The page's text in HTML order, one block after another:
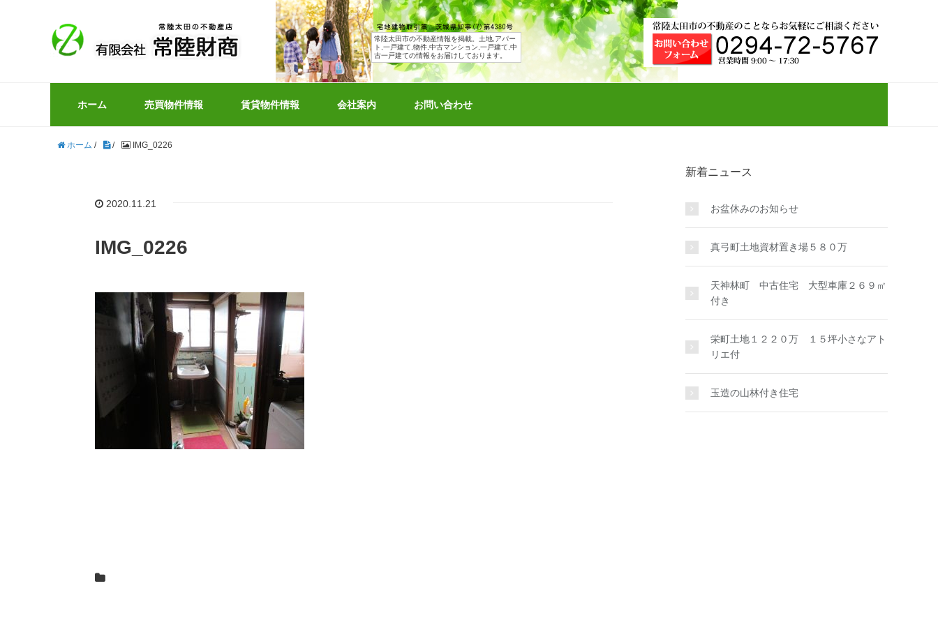
常陸太田市の不動産情報を掲載。土地,アパー
ト,一戸建て,物件,中古マンション,一戸建て,中
古一戸建ての情報をお届けしております。
ホーム 売買物件情報 賃貸物件情報 会社案内 お問い合わせ
ホーム / / IMG_0226
2020.11.21
IMG_0226
新着ニュース
お盆休みのお知らせ
真弓町土地資材置き場５８０万
天神林町 中古住宅 大型車庫２６９㎡
付き
栄町土地１２２０万 １５坪小さなアト
リエ付
玉造の山林付き住宅